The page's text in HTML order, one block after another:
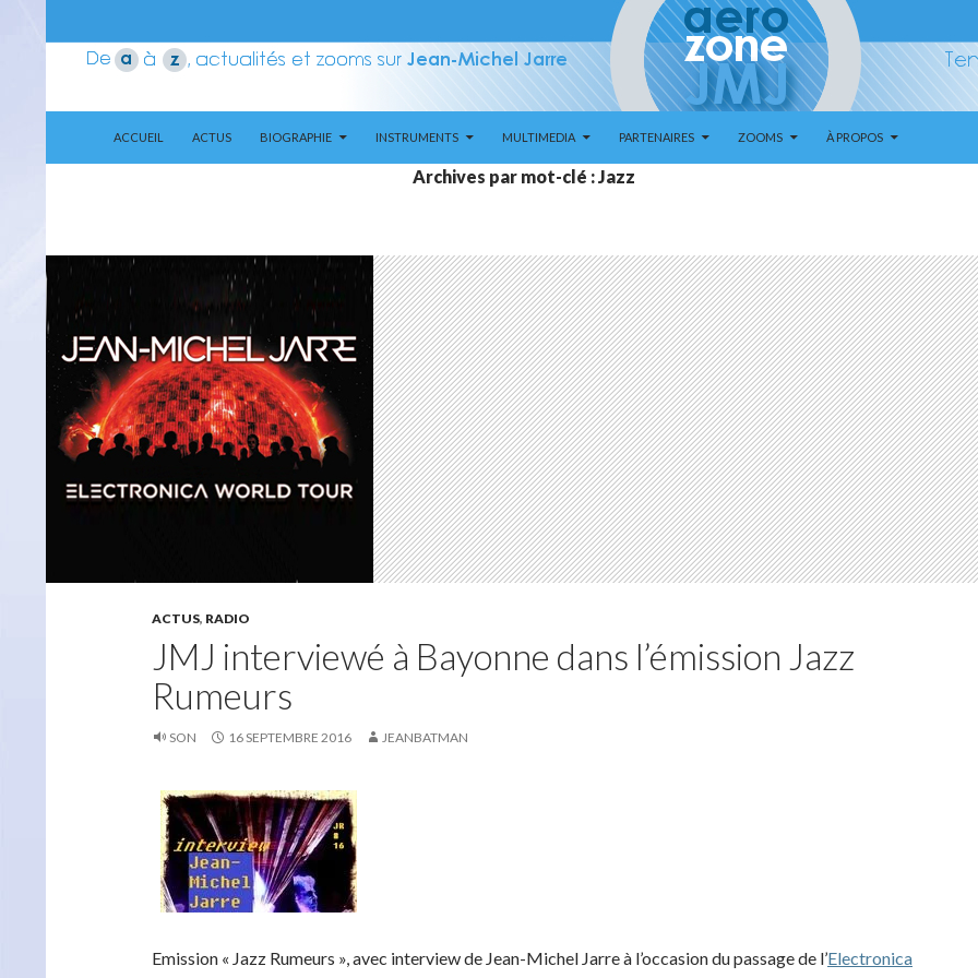
Aerozone JMJ
ACCUEIL
ACTUS BIOGRAPHIE INSTRUMENTS MULTIMEDIA PARTENAIRES ZOOMS À PROPOS
Archives par mot-clé : Jazz
ACTUS, RADIO
JMJ interviewé à Bayonne dans l’émission Jazz
Rumeurs
SON 16 SEPTEMBRE 2016 JEANBATMAN
Emission « Jazz Rumeurs », avec interview de Jean-Michel Jarre à l’occasion du passage de l’Electronica